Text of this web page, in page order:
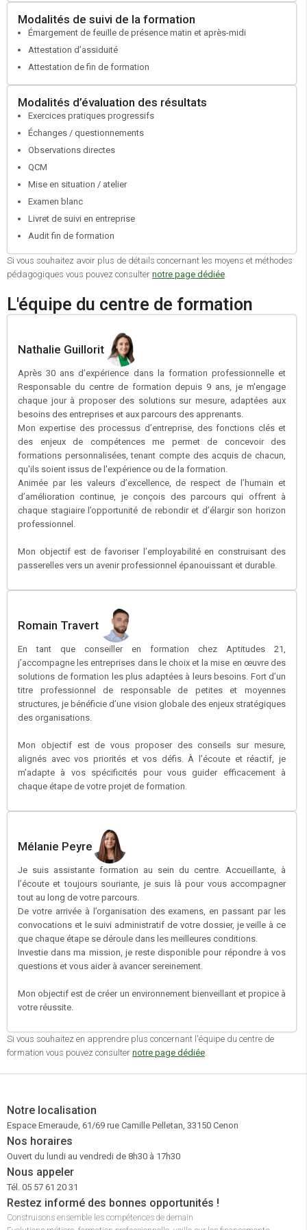
Élaborer un parcours personnalisé et obtenir un devis.
Faire valider votre projet par votre Conseiller en Evolution
Professionnelle.
Retirer, compléter votre dossier et l’adresser pour le passage en
Modalités de suivi de la formation
Émargement de feuille de présence matin et après-midi
Attestation d’assiduité
Attestation de fin de formation
Modalités d’évaluation des résultats
Exercices pratiques progressifs
Échanges / questionnements
Observations directes
QCM
Mise en situation / atelier
Examen blanc
Livret de suivi en entreprise
Audit fin de formation
Si vous souhaitez avoir plus de détails concernant les moyens et méthodes
pédagogiques vous pouvez consulter notre page dédiée.
L'équipe du centre de formation
Nathalie Guillorit
Après 30 ans d’expérience dans la formation professionnelle et
Responsable du centre de formation depuis 9 ans, je m'engage
chaque jour à proposer des solutions sur mesure, adaptées aux
besoins des entreprises et aux parcours des apprenants.
Mon expertise des processus d’entreprise, des fonctions clés et
des enjeux de compétences me permet de concevoir des
formations personnalisées, tenant compte des acquis de chacun,
qu'ils soient issus de l'expérience ou de la formation.
Animée par les valeurs d’excellence, de respect de l’humain et
d’amélioration continue, je conçois des parcours qui offrent à
chaque stagiaire l’opportunité de rebondir et d’élargir son horizon
professionnel.
Mon objectif est de favoriser l’employabilité en construisant des
passerelles vers un avenir professionnel épanouissant et durable.
Romain Travert
En tant que conseiller en formation chez Aptitudes 21,
j’accompagne les entreprises dans le choix et la mise en œuvre des
solutions de formation les plus adaptées à leurs besoins. Fort d’un
titre professionnel de responsable de petites et moyennes
structures, je bénéficie d’une vision globale des enjeux stratégiques
des organisations.
Mon objectif est de vous proposer des conseils sur mesure,
alignés avec vos priorités et vos défis. À l’écoute et réactif, je
m’adapte à vos spécificités pour vous guider efficacement à
chaque étape de votre projet de formation.
Mélanie Peyre
Je suis assistante formation au sein du centre. Accueillante, à
l’écoute et toujours souriante, je suis là pour vous accompagner
tout au long de votre parcours.
De votre arrivée à l’organisation des examens, en passant par les
convocations et le suivi administratif de votre dossier, je veille à ce
que chaque étape se déroule dans les meilleures conditions.
Investie dans ma mission, je reste disponible pour répondre à vos
questions et vous aider à avancer sereinement.
Mon objectif est de créer un environnement bienveillant et propice à
votre réussite.
Si vous souhaitez en apprendre plus concernant l'équipe du centre de
formation vous pouvez consulter notre page dédiée.
Notre localisation
Espace Emeraude, 61/69 rue Camille Pelletan, 33150 Cenon
Nos horaires
Ouvert du lundi au vendredi de 8h30 à 17h30
Nous appeler
Tél. 05 57 61 20 31
Restez informé des bonnes opportunités !
Construisons ensemble les compétences de demain